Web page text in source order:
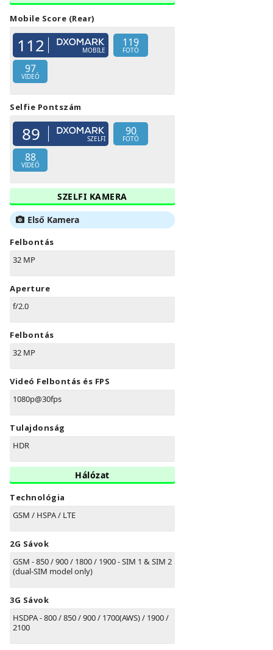
Mobile Score (Rear)
112 MOBILE
119
FOTÓ
97
VIDEÓ
Selfie Pontszám
89 SZELFI
90
FOTÓ
88
VIDEÓ
SZELFI KAMERA
Első Kamera
Felbontás
32 MP
Aperture
f/2.0
Felbontás
32 MP
Videó Felbontás és FPS
1080p@30fps
Tulajdonság
HDR
Hálózat
Technológia
GSM / HSPA / LTE
2G Sávok
GSM - 850 / 900 / 1800 / 1900 - SIM 1 & SIM 2
(dual-SIM model only)
3G Sávok
HSDPA - 800 / 850 / 900 / 1700(AWS) / 1900 /
2100